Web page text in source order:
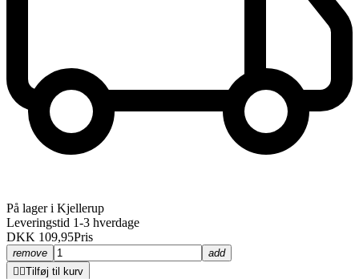
På lager i Kjellerup
Leveringstid 1-3 hverdage
DKK 109,95Pris
remove
add
 Tilføj til kurv